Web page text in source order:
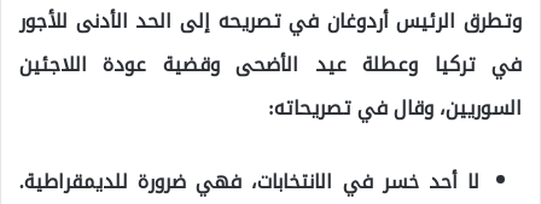
وتطرق الرئيس أردوغان في تصريحه إلى الحد الأدنى للأجور
في تركيا وعطلة عيد الأضحى وقضية عودة اللاجئين
السوريين، وقال في تصريحاته:
لا أحد خسر في الانتخابات، فهي ضرورة للديمقراطية.